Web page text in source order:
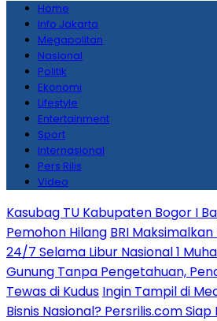
Home
Info Jakarta
Megapolitan
Nasional
Politik
Ekonomi
Lifestyle
Entertainment
Sport
Internasional
Pers Rilis
Video
Kasubag TU Kabupaten Bogor I
Pemohon Hilang BRI
24/7 Selama Libur Nasional 1
Gunung Tanpa Pengetahuan,
Tewas di Kudus Ingin Tampil di
Bisnis Nasional? Persrilis.com